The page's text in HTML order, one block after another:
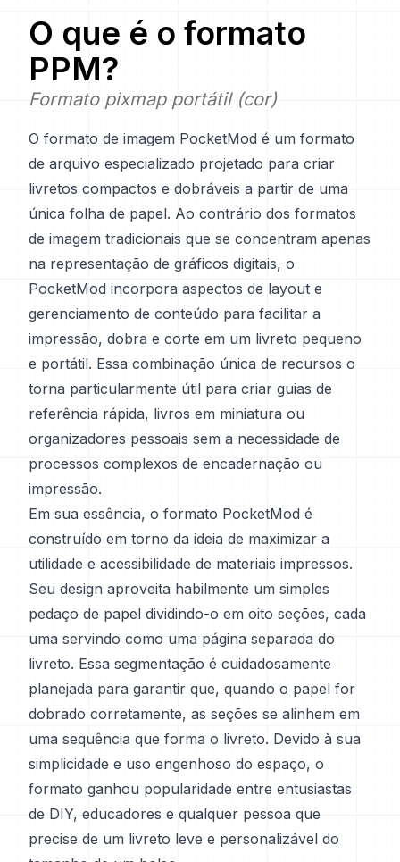
O que é o formato
PPM?
Formato pixmap portátil (cor)
O formato de imagem PocketMod é um formato
de arquivo especializado projetado para criar
livretos compactos e dobráveis a partir de uma
única folha de papel. Ao contrário dos formatos
de imagem tradicionais que se concentram apenas
na representação de gráficos digitais, o
PocketMod incorpora aspectos de layout e
gerenciamento de conteúdo para facilitar a
impressão, dobra e corte em um livreto pequeno
e portátil. Essa combinação única de recursos o
torna particularmente útil para criar guias de
referência rápida, livros em miniatura ou
organizadores pessoais sem a necessidade de
processos complexos de encadernação ou
impressão.
Em sua essência, o formato PocketMod é
construído em torno da ideia de maximizar a
utilidade e acessibilidade de materiais impressos.
Seu design aproveita habilmente um simples
pedaço de papel dividindo-o em oito seções, cada
uma servindo como uma página separada do
livreto. Essa segmentação é cuidadosamente
planejada para garantir que, quando o papel for
dobrado corretamente, as seções se alinhem em
uma sequência que forma o livreto. Devido à sua
simplicidade e uso engenhoso do espaço, o
formato ganhou popularidade entre entusiastas
de DIY, educadores e qualquer pessoa que
precise de um livreto leve e personalizável do